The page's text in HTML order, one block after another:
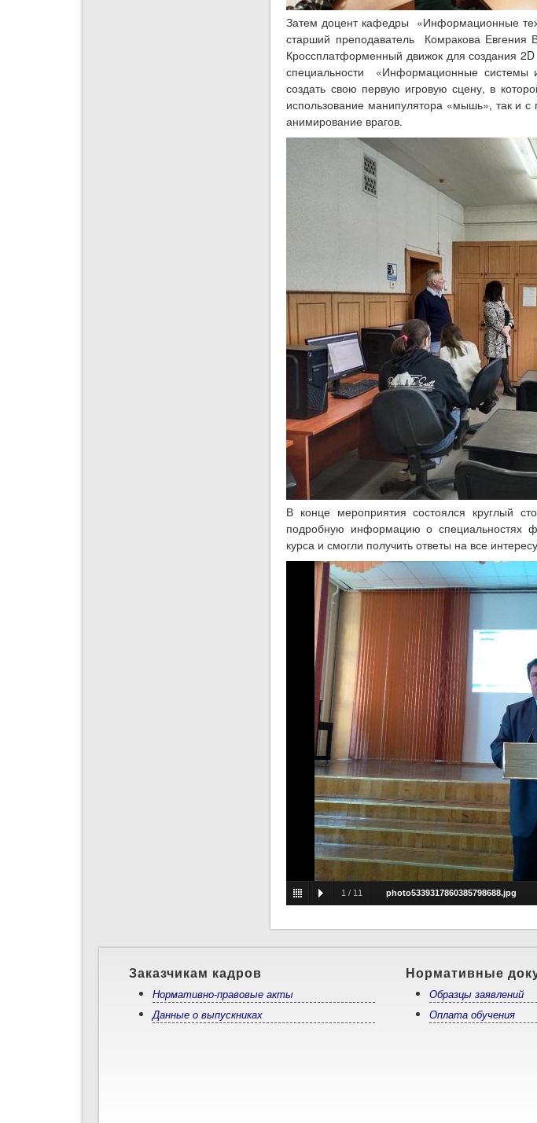
Затем доцент кафедры «Информационные
старший преподаватель Комракова Евгения
Кроссплатформенный движок для создания
специальности «Информационные системы
создать свою первую игровую сцену, в
использование манипулятора «мышь», так и
анимирование врагов.
В конце мероприятия состоялся круглый
подробную информацию о специальностях
курса и смогли получить ответы на все
1 / 11 photo5339317860385798688.jpg
Заказчикам кадров
Нормативно-правовые акты
Данные о выпускниках
Нормативные
Образцы заявлений
Оплата обучения